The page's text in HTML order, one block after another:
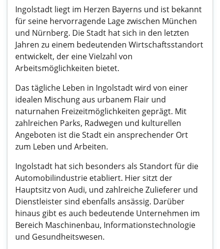
Ingolstadt liegt im Herzen Bayerns und ist bekannt
für seine hervorragende Lage zwischen München
und Nürnberg. Die Stadt hat sich in den letzten
Jahren zu einem bedeutenden Wirtschaftsstandort
entwickelt, der eine Vielzahl von
Arbeitsmöglichkeiten bietet.
Das tägliche Leben in Ingolstadt wird von einer
idealen Mischung aus urbanem Flair und
naturnahen Freizeitmöglichkeiten geprägt. Mit
zahlreichen Parks, Radwegen und kulturellen
Angeboten ist die Stadt ein ansprechender Ort
zum Leben und Arbeiten.
Ingolstadt hat sich besonders als Standort für die
Automobilindustrie etabliert. Hier sitzt der
Hauptsitz von Audi, und zahlreiche Zulieferer und
Dienstleister sind ebenfalls ansässig. Darüber
hinaus gibt es auch bedeutende Unternehmen im
Bereich Maschinenbau, Informationstechnologie
und Gesundheitswesen.